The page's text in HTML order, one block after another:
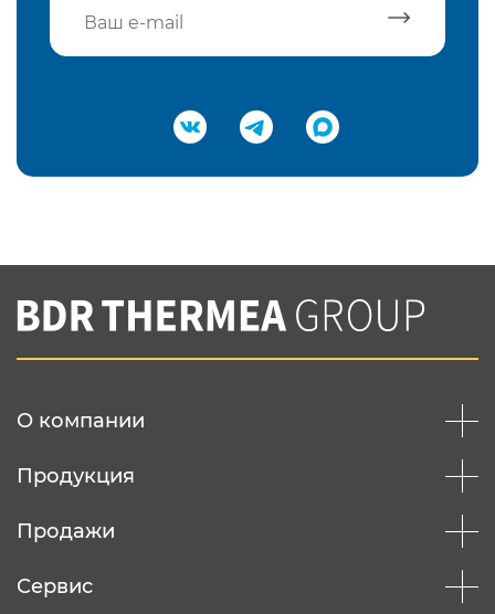
Подтвердить e-mail
Вы соглашаетесь с нашей политикой
конфеденциальности
О компании
Продукция
Продажи
Сервис